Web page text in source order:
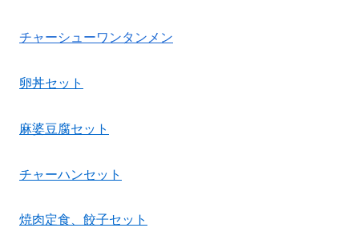
チャーシューワンタンメン
卵丼セット
麻婆豆腐セット
チャーハンセット
焼肉定食、餃子セット